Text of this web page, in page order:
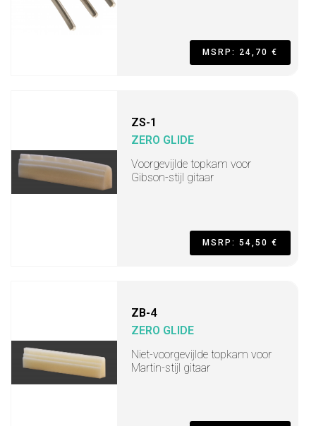
MSRP: 24,70 €
ZS-1
ZERO GLIDE
Voorgevijlde topkam voor
Gibson-stijl gitaar
MSRP: 54,50 €
ZB-4
ZERO GLIDE
Niet-voorgevijlde topkam voor
Martin-stijl gitaar